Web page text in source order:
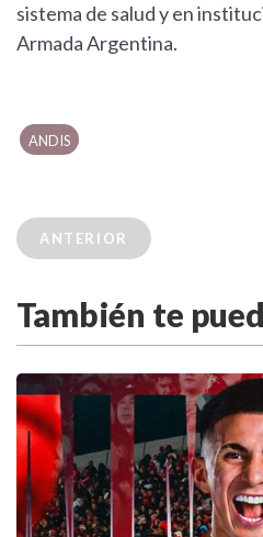
sistema de salud y en
Armada Argentina.
ANDIS
ANTERIOR
También te